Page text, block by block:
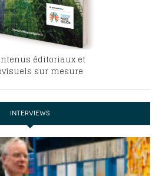
éditoriaux et
sur mesure
INTERVIEWS